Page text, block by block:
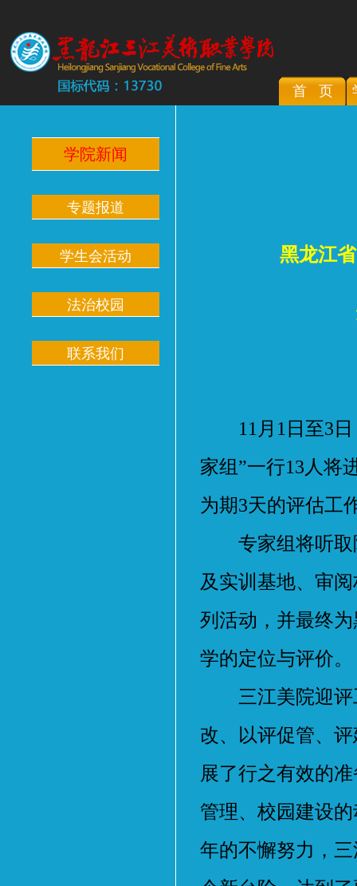
首 页
学院新闻
专题报道
学生会活动
法治校园
联系我们
黑龙江
11月1日至3日
家组”一行13人将
为期3天的评估工
专家组将听取
及实训基地、审
列活动，并最终
学的定位与评价。
三江美院迎评
改、以评促管、
展了行之有效的
管理、校园建设
年的不懈努力，